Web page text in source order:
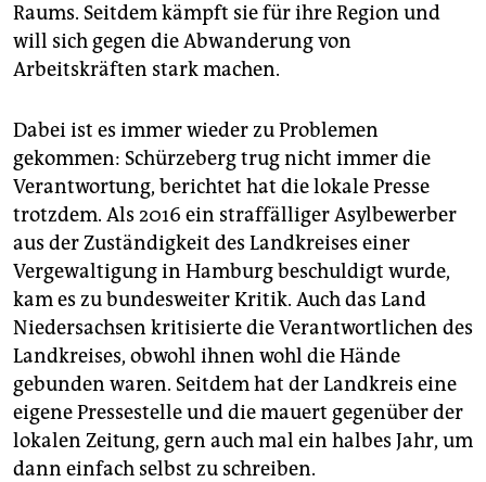
Raums. Seitdem kämpft sie für ihre Region und
will sich gegen die Abwanderung von
Arbeitskräften stark machen.
Dabei ist es immer wieder zu Problemen
gekommen: Schürzeberg trug nicht immer die
Verantwortung, berichtet hat die lokale Presse
trotzdem. Als 2016 ein straffälliger Asylbewerber
aus der Zuständigkeit des Landkreises einer
Vergewaltigung in Hamburg beschuldigt wurde,
kam es zu bundesweiter Kritik. Auch das Land
Niedersachsen kritisierte die Verantwortlichen des
Landkreises, obwohl ihnen wohl die Hände
gebunden waren. Seitdem hat der Landkreis eine
eigene Pressestelle und die mauert gegenüber der
lokalen Zeitung, gern auch mal ein halbes Jahr, um
dann einfach selbst zu schreiben.